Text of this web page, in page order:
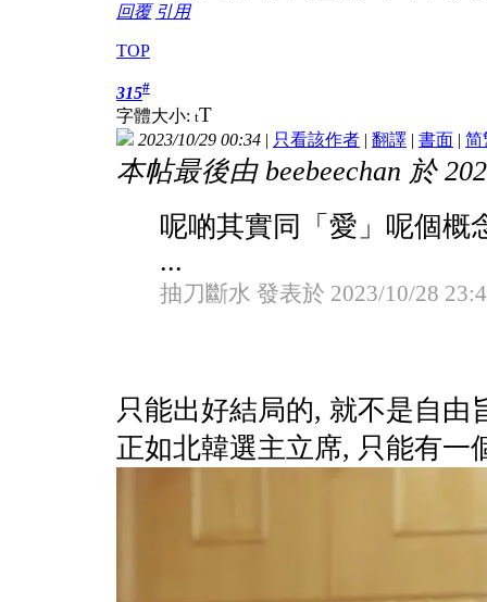
回覆 引用
TOP
315#
字體大小: tT
2023/10/29 00:34 | 只看該作者 | 翻譯 | 書面 | 简
本帖最後由 beebeechan 於
呢啲其實同「愛」呢個概
...
抽刀斷水 發表於 2023/10/28
只能出好結局的, 就不是自由
正如北韓選主立席, 只能有一